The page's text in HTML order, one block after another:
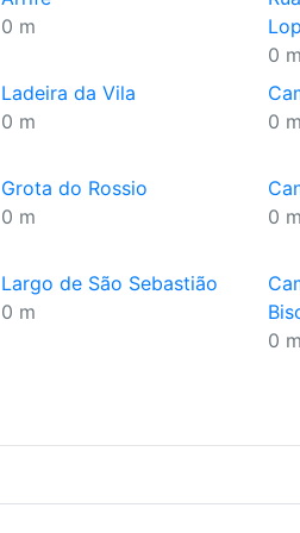
0 m
0 m
Ladeira da Vila
0 m
0 m
Grota do Rossio
0 m
0 m
Largo de São Sebastião
0 m
0 m